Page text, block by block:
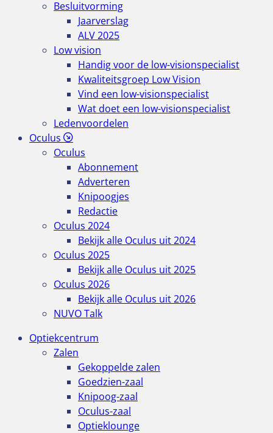
Besluitvorming
Jaarverslag
ALV 2025
Low vision
Handig voor de low-visionspecialist
Kwaliteitsgroep Low Vision
Vind een low-visionspecialist
Wat doet een low-visionspecialist
Ledenvoordelen
Oculus
Oculus
Abonnement
Adverteren
Knipoogjes
Redactie
Oculus 2024
Bekijk alle Oculus uit 2024
Oculus 2025
Bekijk alle Oculus uit 2025
Oculus 2026
Bekijk alle Oculus uit 2026
NUVO Talk
Optiekcentrum
Zalen
Gekoppelde zalen
Goedzien-zaal
Knipoog-zaal
Oculus-zaal
Optieklounge